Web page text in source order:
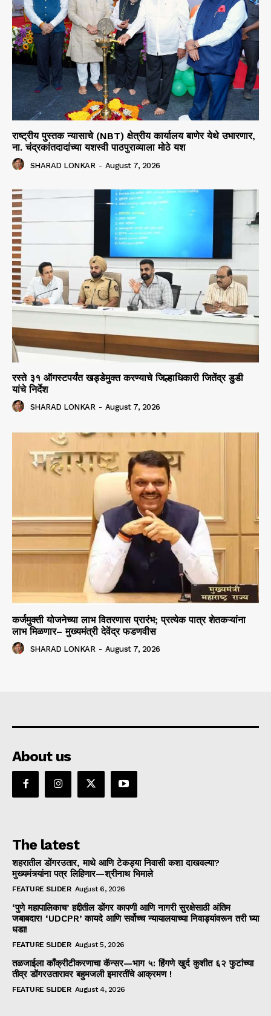
राष्ट्रीय पुस्तक न्यासाचे (NBT) क्षेत्रीय कार्यालय बाणेर येथे उभारणार,
ना. चंद्रकांतदादांच्या यशस्वी पाठपुराव्याला मोठे यश
SHARAD LONKAR - August 7, 2026
रस्ते ३१ ऑगस्टपर्यंत खड्डेमुक्त करण्याचे जिल्हाधिकारी जितेंद्र डुडी
यांचे निर्देश
SHARAD LONKAR - August 7, 2026
कर्जमुक्ती योजनेच्या लाभ वितरणास प्रारंभ; प्रत्येक पात्र शेतकऱ्यांना
लाभ मिळणार– मुख्यमंत्री देवेंद्र फडणवीस
SHARAD LONKAR - August 7, 2026
About us
The latest
शहरातील डोंगरउतार, माथे आणि टेकड्या निवासी कशा दाखवल्या?
मुख्यमंत्र्यांना पत्र लिहिणार—श्रीनाथ भिमाले
FEATURE SLIDER August 6, 2026
‘पुणे महापालिकाच’ हद्दीतील डोंगर कापणी आणि नागरी सुरक्षेसाठी अंतिम
जबाबदार! ‘UDCPR’ कायदे आणि सर्वोच्च न्यायालयाच्या निवाड्यांवरून तरी घ्या
धडा!
FEATURE SLIDER August 5, 2026
तळजाईला काँक्रीटीकरणाचा कॅन्सर—भाग ५: हिंगणे खुर्द कुशीत ६२ फुटांच्या
तीव्र डोंगरउतारावर बहुमजली इमारतींचे आक्रमण !
FEATURE SLIDER August 4, 2026